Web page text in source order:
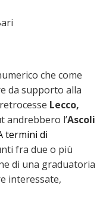
che come
da supporto alla
Lecco,
andrebbero l’Ascoli
termini di
fra due o più
di una graduatoria
interessate,